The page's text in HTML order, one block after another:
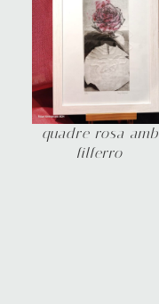
quadre rosa amb
filferro